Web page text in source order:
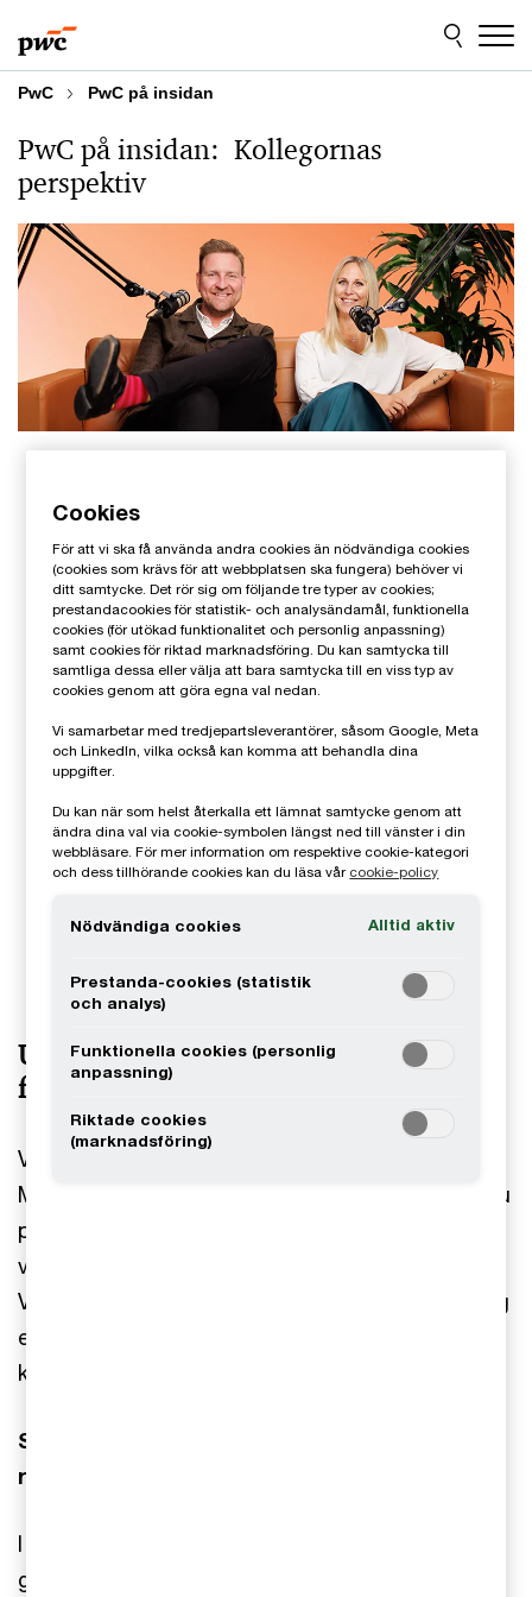
to
content
to
footer
PwC PwC på insidan
PwC på insidan: Kollegornas
perspektiv
Upptäck berättelser som formar
framtiden
Välkommen till podden “PwC på insidan” med
Måns Liljenlov och Malin Jakobsson. Här möter du
personliga berättelser om karriär, utveckling och
vad som gör PwC till en plats där människor trivs.
Vi pratar om ledarskap och innovation och ger dig
en ärlig bild av vår kultur. Prenumerera
kostnadsfritt – nya avsnitt varje månad.
Säsong 2 – nya perspektiv och inspirerande
resor
I den här säsongen får du möta flera spännande
gäster. Bland annat träffar vi
Cookies
För att vi ska få använda andra cookies än nödvändiga cookies
(cookies som krävs för att webbplatsen ska fungera) behöver vi
ditt samtycke. Det rör sig om följande tre typer av cookies;
prestandacookies för statistik- och analysändamål, funktionella
cookies (för utökad funktionalitet och personlig anpassning)
samt cookies för riktad marknadsföring. Du kan samtycka till
samtliga dessa eller välja att bara samtycka till en viss typ av
cookies genom att göra egna val nedan.
Vi samarbetar med tredjepartsleverantörer, såsom Google, Meta
och LinkedIn, vilka också kan komma att behandla dina
uppgifter.
Du kan när som helst återkalla ett lämnat samtycke genom att
ändra dina val via cookie-symbolen längst ned till vänster i din
webbläsare. För mer information om respektive cookie-kategori
och dess tillhörande cookies kan du läsa vår cookie-policy
Nödvändiga cookies Alltid aktiv
Prestanda-cookies (statistik
och analys)
Funktionella cookies (personlig
anpassning)
Riktade cookies
(marknadsföring)